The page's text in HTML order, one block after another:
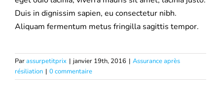
Duis in dignissim sapien, eu consectetur nibh.
Aliquam fermentum metus fringilla sagittis tempor.
Parassurpetitprix | janvier 19th, 2016 | Assurance après
résiliation | 0 commentaire